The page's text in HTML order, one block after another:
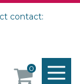
contact:
0